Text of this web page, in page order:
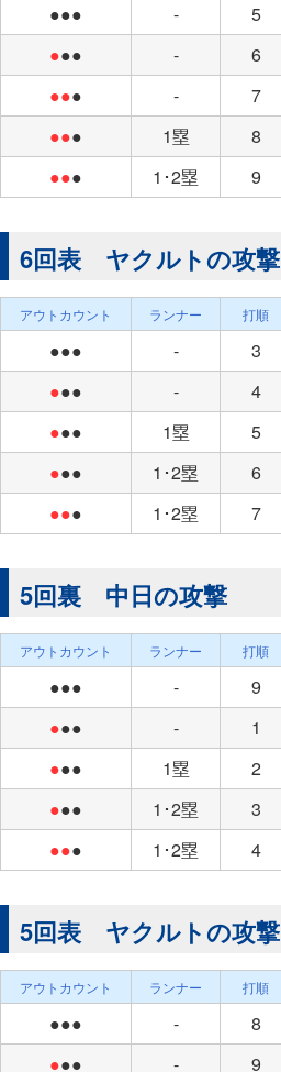
●●● - 5
●●● - 6
●●● - 7
●●● 1塁 8
●●● 1･2塁 9
6回表 ヤクルトの攻撃
アウトカウント ランナー 打順
●●● - 3
●●● - 4
●●● 1塁 5
●●● 1･2塁 6
●●● 1･2塁 7
5回裏 中日の攻撃
アウトカウント ランナー 打順
●●● - 9
●●● - 1
●●● 1塁 2
●●● 1･2塁 3
●●● 1･2塁 4
5回表 ヤクルトの攻撃
アウトカウント ランナー 打順
●●● - 8
●●● - 9